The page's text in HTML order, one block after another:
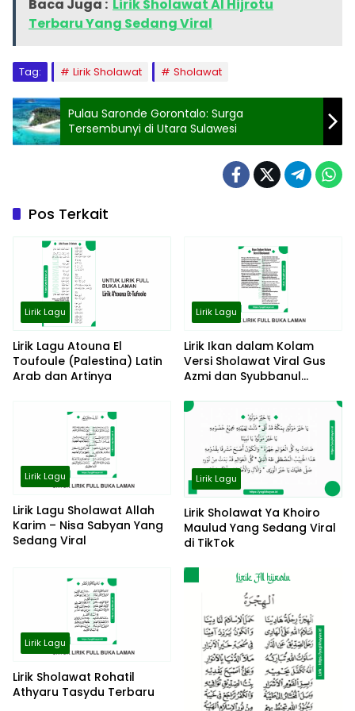
Baca Juga : Lirik Sholawat Al Hijrotu
Terbaru Yang Sedang Viral
Tag: Lirik Sholawat Sholawat
Pulau Saronde Gorontalo: Surga
Tersembunyi di Utara Sulawesi
Pos Terkait
Lirik Lagu
Lirik Lagu Atouna El
Toufoule (Palestina) Latin
Arab dan Artinya
Lirik Lagu
Lirik Ikan dalam Kolam
Versi Sholawat Viral Gus
Azmi dan Syubbanul
Lirik Lagu
Lirik Lagu Sholawat Allah
Karim – Nisa Sabyan Yang
Sedang Viral
Lirik Lagu
Lirik Sholawat Ya Khoiro
Maulud Yang Sedang Viral
di TikTok
Lirik Lagu
Lirik Sholawat Rohatil
Athyaru Tasydu Terbaru